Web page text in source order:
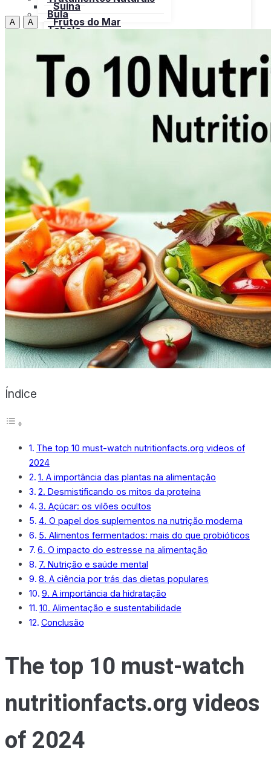
Suína
Frutos do Mar
Frutas
Gorduras e Óleos
Leite e Derivados
Verduras, Hortaliças
Bula
Tabela
Open menu
Bebidas
Carnes
Open menu
Frutos do Mar
Cereais
Frutas
Gorduras e Óleos
Leite e Derivados
Verduras, Hortaliças
Bula
A A
Índice
The top 10 must-watch nutritionfacts.org videos of
2024
1. A importância das plantas na alimentação
2. Desmistificando os mitos da proteína
3. Açúcar: os vilões ocultos
4. O papel dos suplementos na nutrição moderna
5. Alimentos fermentados: mais do que probióticos
6. O impacto do estresse na alimentação
7. Nutrição e saúde mental
8. A ciência por trás das dietas populares
9. A importância da hidratação
10. Alimentação e sustentabilidade
Conclusão
The top 10 must-watch
nutritionfacts.org videos
of 2024